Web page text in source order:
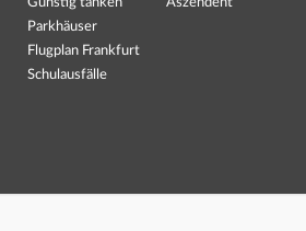
Günstig tanken
Parkhäuser
Flugplan Frankfurt
Schulausfälle
Aszendent